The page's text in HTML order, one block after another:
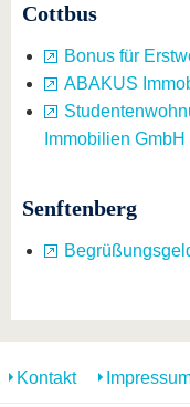
Cottbus
Bonus für
ABAKUS
Immobilien GmbH
Senftenberg
Kontakt